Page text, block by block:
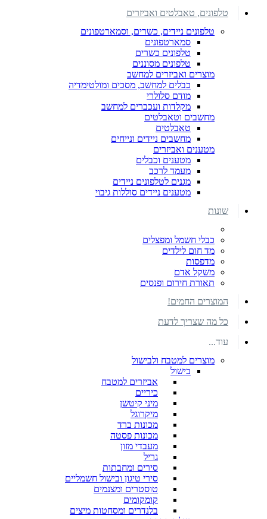
טלפונים, טאבלטים ואביזרים
טלפונים ניידים, כשרים, וסמארטפונים
סמארטפונים
טלפונים כשרים
טלפונים מסוננים
מוצרים ואביזרים למחשב
כבלים למחשב, מסכים ומולטימדיה
מודם סלולרי
מקלדות ועכברים למחשב
מחשבים וטאבלטים
טאבלטים
מחשבים ניידים ונייחים
מטענים ואביזרים
מטענים וכבלים
מעמד לרכב
מגנים לטלפונים ניידים
מטענים ניידים סוללות גיבוי
שונות
כבלי חשמל ומפצלים
מד חום לילדים
מדפסות
משקל אדם
תאורת חירום ופנסים
המוצרים החמים!
כל מה שצריך לדעת
עוד...
מוצרים למטבח ולבישול
בישול
אביזרים למטבח
כיריים
מיני קיטשן
מיקרוגל
מכונות ברד
מכונות פסטה
מעבדי מזון
גריל
סירים ומחבתות
סירי טיגון ובישול חשמליים
טוסטרים ומצנמים
קומקומים
בלנדרים ומסחטות מיצים